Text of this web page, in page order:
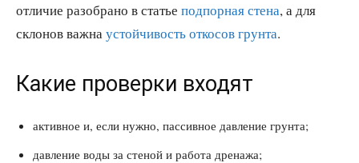
отличие разобрано в статье подпорная стена, а для
склонов важнаустойчивость откосов грунта.
Какие проверки входят
активное и, если нужно, пассивное давление грунта;
давление воды за стеной и работа дренажа;